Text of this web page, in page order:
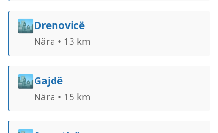
🏙️Drenovicë
Nära • 13 km
🏙️Gajdë
Nära • 15 km